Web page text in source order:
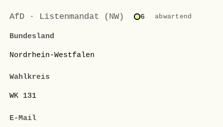
AfD · Listenmandat (NW) 6 abwartend
Bundesland
Nordrhein-Westfalen
Wahlkreis
WK 131
E-Mail